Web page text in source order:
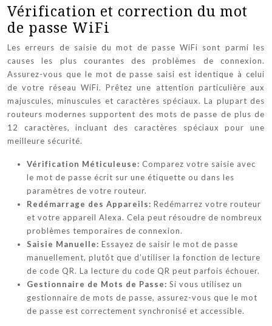
Vérification et correction du mot
de passe WiFi
Les erreurs de saisie du mot de passe WiFi sont parmi les
causes les plus courantes des problèmes de connexion.
Assurez-vous que le mot de passe saisi est identique à celui
de votre réseau WiFi. Prêtez une attention particulière aux
majuscules, minuscules et caractères spéciaux. La plupart des
routeurs modernes supportent des mots de passe de plus de
12 caractères, incluant des caractères spéciaux pour une
meilleure sécurité.
Vérification Méticuleuse: Comparez votre saisie avec
le mot de passe écrit sur une étiquette ou dans les
paramètres de votre routeur.
Redémarrage des Appareils: Redémarrez votre routeur
et votre appareil Alexa. Cela peut résoudre de nombreux
problèmes temporaires de connexion.
Saisie Manuelle: Essayez de saisir le mot de passe
manuellement, plutôt que d’utiliser la fonction de lecture
de code QR. La lecture du code QR peut parfois échouer.
Gestionnaire de Mots de Passe: Si vous utilisez un
gestionnaire de mots de passe, assurez-vous que le mot
de passe est correctement synchronisé et accessible.